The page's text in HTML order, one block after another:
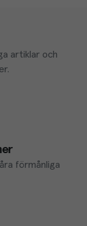
artiklar och
förmånliga